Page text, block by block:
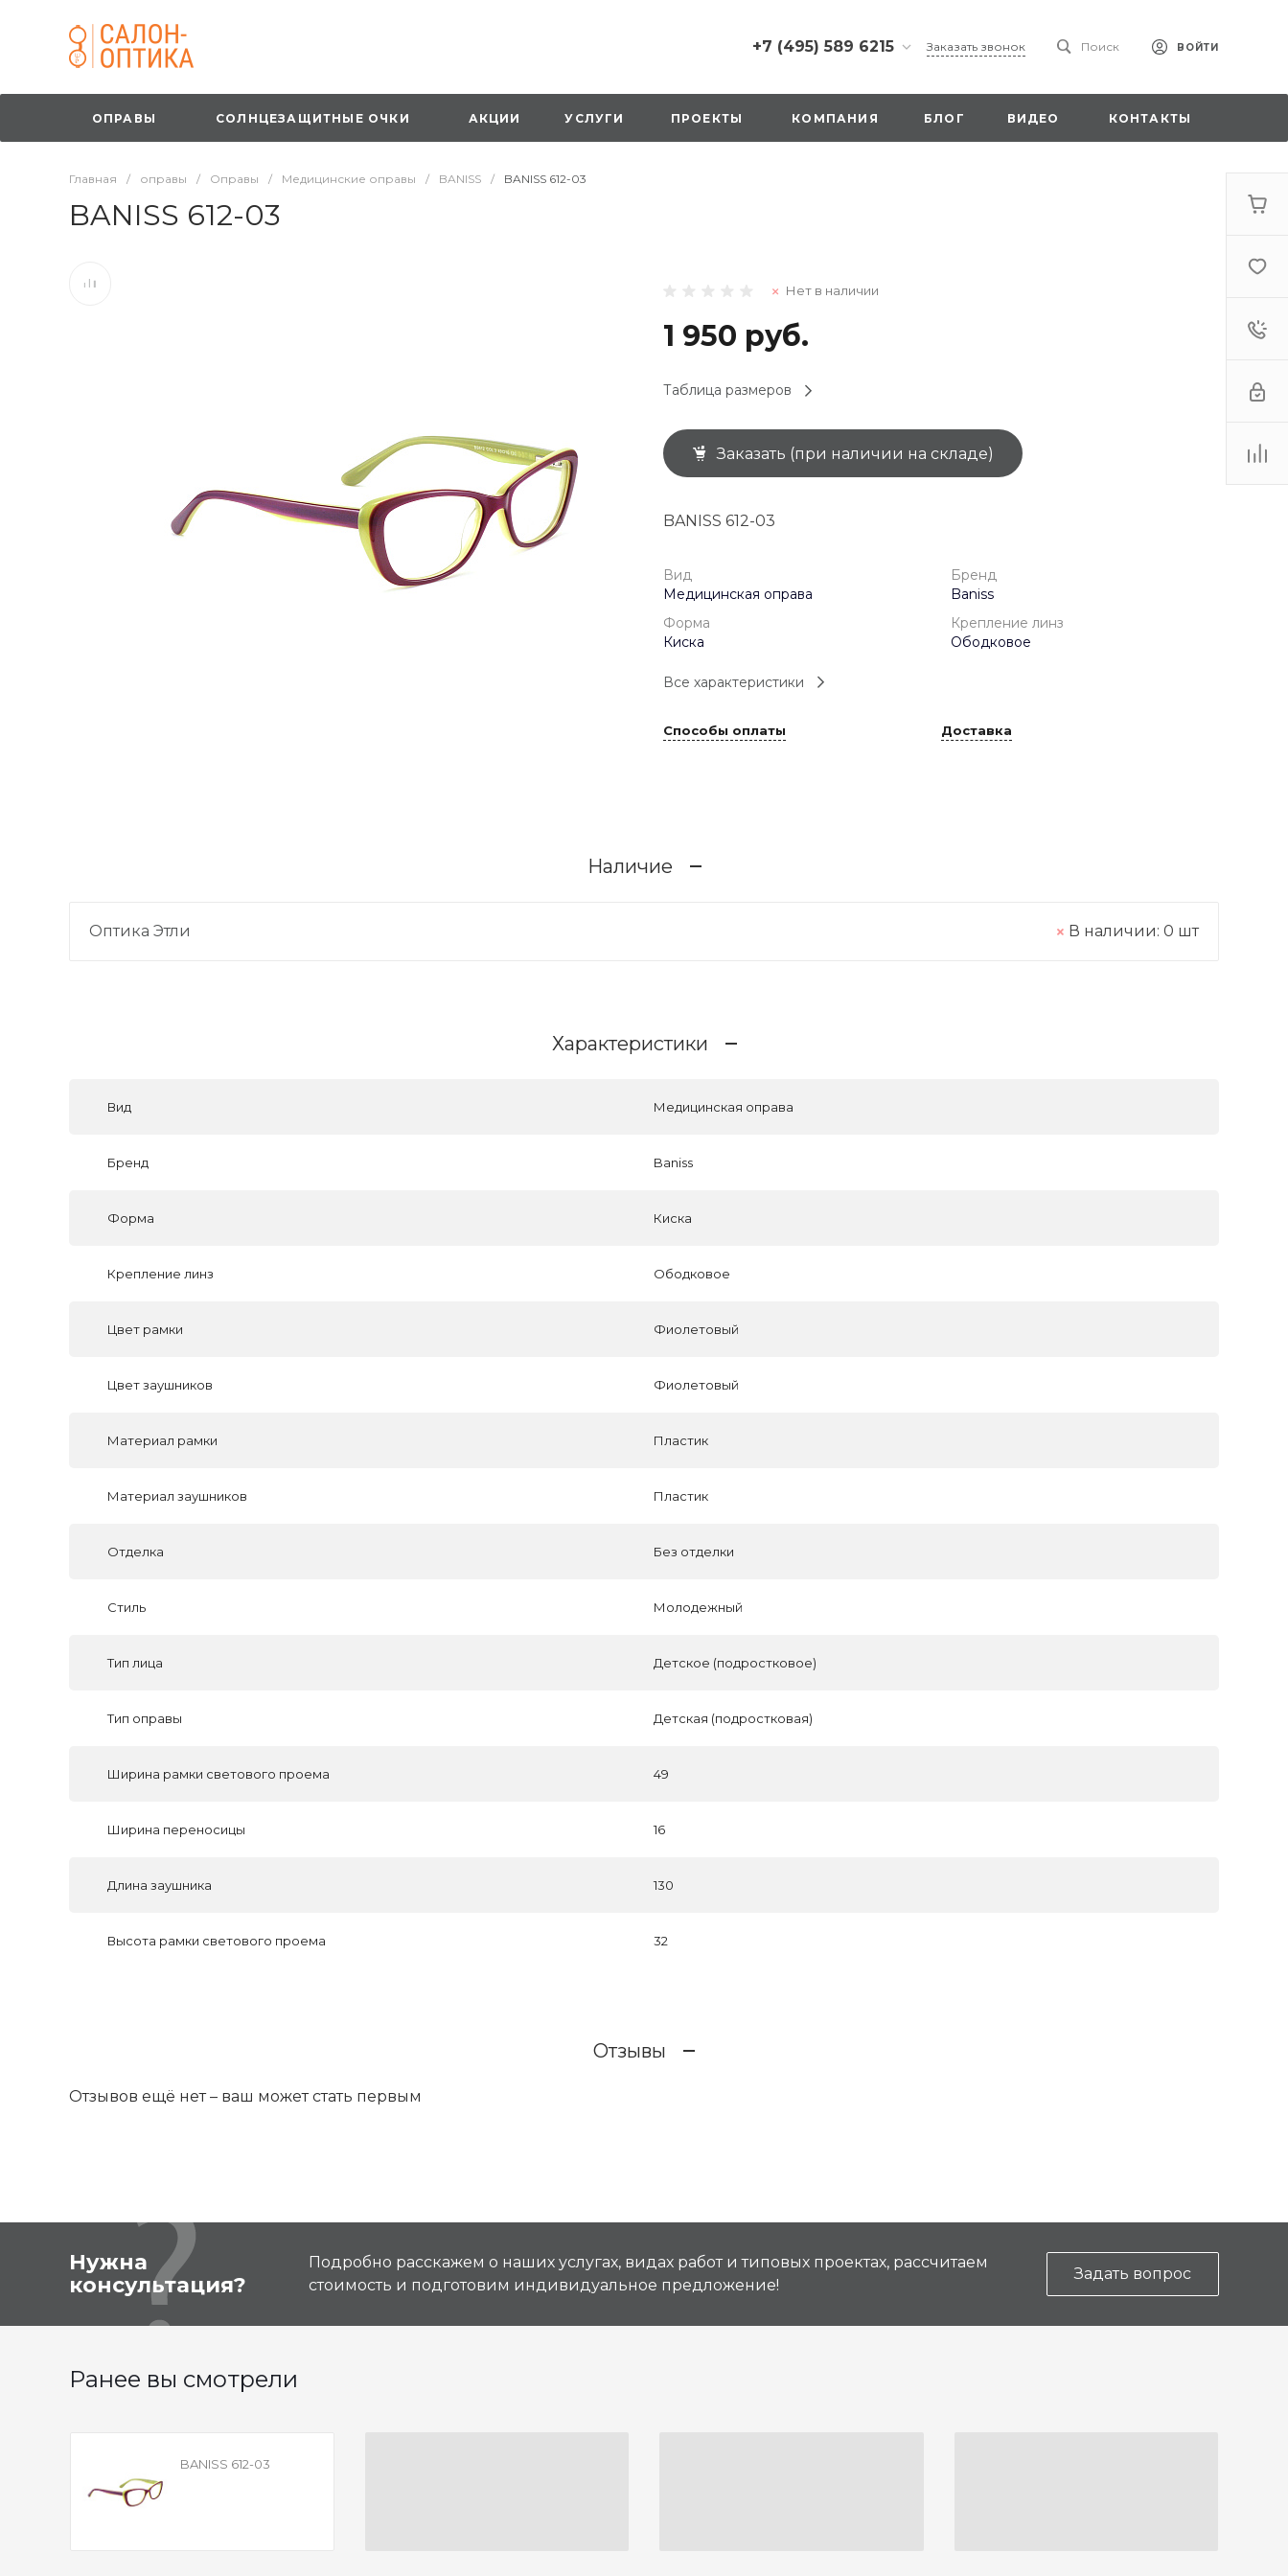
+7 (495) 589 6215
+7 (495) 589 6215
г. Москва, Русаковская
ул., д.1, вход с улицы со
стороны ТТК
г. Москва,
оранжевая вывеска
напротив «Перекрестка»
на 1 этаже
1 мая: 10:00-19:00
+7 (926) 092 4274
г. Королёв, пр-т
(0-9)
1 мая: 10:00-19:00
9 мая: 10:00-19:00
Заказать звонок Поиск ВОЙТИ
ОПРАВЫ СОЛНЦЕЗАЩИТНЫЕ ОЧКИ АКЦИИ УСЛУГИ ПРОЕКТЫ КОМПАНИЯ БЛОГ ВИДЕО КОНТАКТЫ
Главная / оправы / Оправы / Медицинские оправы / BANISS / BANISS 612-03
BANISS 612-03
Нет в наличии
1 950 руб.
Таблица размеров
Заказать (при наличии на складе)
BANISS 612-03
Вид
Медицинская оправа
Бренд
Baniss
Форма
Киска
Крепление линз
Ободковое
Все характеристики
Способы оплаты Доставка
Наличие
Оптика Этли В наличии: 0 шт
Характеристики
Вид Медицинская оправа
Бренд Baniss
Форма Киска
Крепление линз Ободковое
Цвет рамки Фиолетовый
Цвет заушников Фиолетовый
Материал рамки Пластик
Материал заушников Пластик
Отделка Без отделки
Стиль Молодежный
Тип лица Детское (подростковое)
Тип оправы Детская (подростковая)
Ширина рамки светового проема 49
Ширина переносицы 16
Длина заушника 130
Высота рамки светового проема 32
Отзывы
Отзывов ещё нет – ваш может стать первым
Нужна
консультация?
Подробно расскажем о наших услугах, видах работ и типовых проектах, рассчитаем
стоимость и подготовим индивидуальное предложение!
Задать вопрос
Ранее вы смотрели
BANISS 612-03